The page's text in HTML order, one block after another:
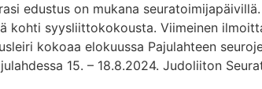
edustus on mukana
kohti syysliittokokousta. Viimeinen
kokoaa elokuussa Pajulahteen
15. – 18.8.2024. Judoliiton